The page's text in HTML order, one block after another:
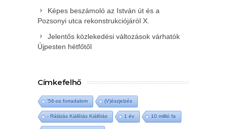
Képes beszámoló az István út és a
Pozsonyi utca rekonstrukciójáról X.
Jelentős közlekedési változások várhatók
Újpesten hétfőtől
Címkefelhő
'56-os forradalom (V)észjelzés
- Rálátás Kiállítás Kiállítás 1 év 10 millió fa